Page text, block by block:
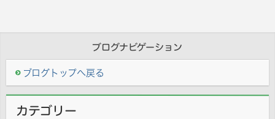
ブログナビゲーション
ブログトップへ戻る
カテゴリー